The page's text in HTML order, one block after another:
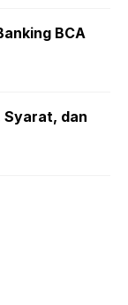
BCA
Syarat, dan